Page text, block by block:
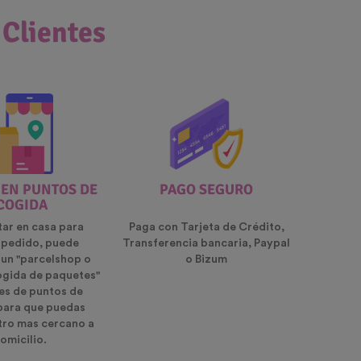
PUNTOS DE
en casa para
puede
"parcelshop o
de paquetes"
de puntos de
que puedas
mas cercano a
PAGO SEGURO
Paga con Tarjeta de Crédito,
Transferencia bancaria, Paypal
o Bizum